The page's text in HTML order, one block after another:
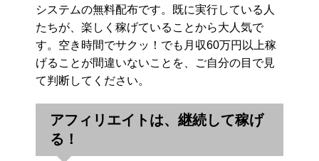
システムの無料配布です。既に実行している人
たちが、楽しく稼げていることから大人気で
す。空き時間でサクッ！でも月収60万円以上稼
げることが間違いないことを、ご自分の目で見
て判断してください。
アフィリエイトは、継続して稼げ
る！